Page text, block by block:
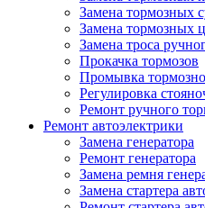
Замена тормозных
Замена тормозных
Замена троса
Прокачка тормозов
Промывка
Регулировка
Ремонт ручного
Ремонт автоэлектрики
Замена генератора
Ремонт генератора
Замена ремня
Замена стартера